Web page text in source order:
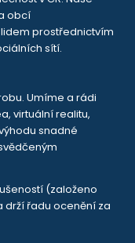
obcí
prostřednictvím
sítí.
Umíme a rádi
virtuální realitu,
snadné
(založeno
drží řadu ocenění za